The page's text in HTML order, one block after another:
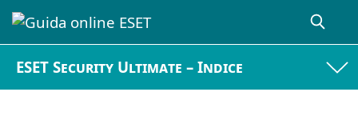
ESET Security Ultimate – Indice